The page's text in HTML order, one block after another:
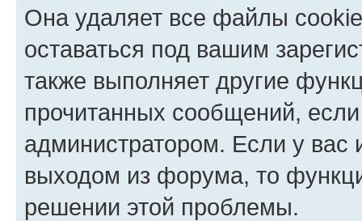
Она удаляет все файлы
оставаться под вашим
также выполняет другие
прочитанных сообщений,
администратором. Если у
выходом из форума, то
решении этой проблемы.